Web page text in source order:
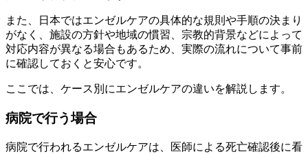
また、日本ではエンゼルケアの具体的な規則や手順の決まり
がなく、施設の方針や地域の慣習、宗教的背景などによって
対応内容が異なる場合もあるため、実際の流れについて事前
に確認しておくと安心です。
ここでは、ケース別にエンゼルケアの違いを解説します。
病院で行う場合
病院で行われるエンゼルケアは、医師による死亡確認後に看